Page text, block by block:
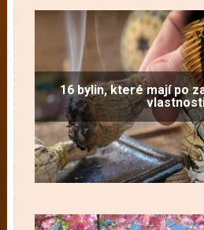
16 bylin, které mají po